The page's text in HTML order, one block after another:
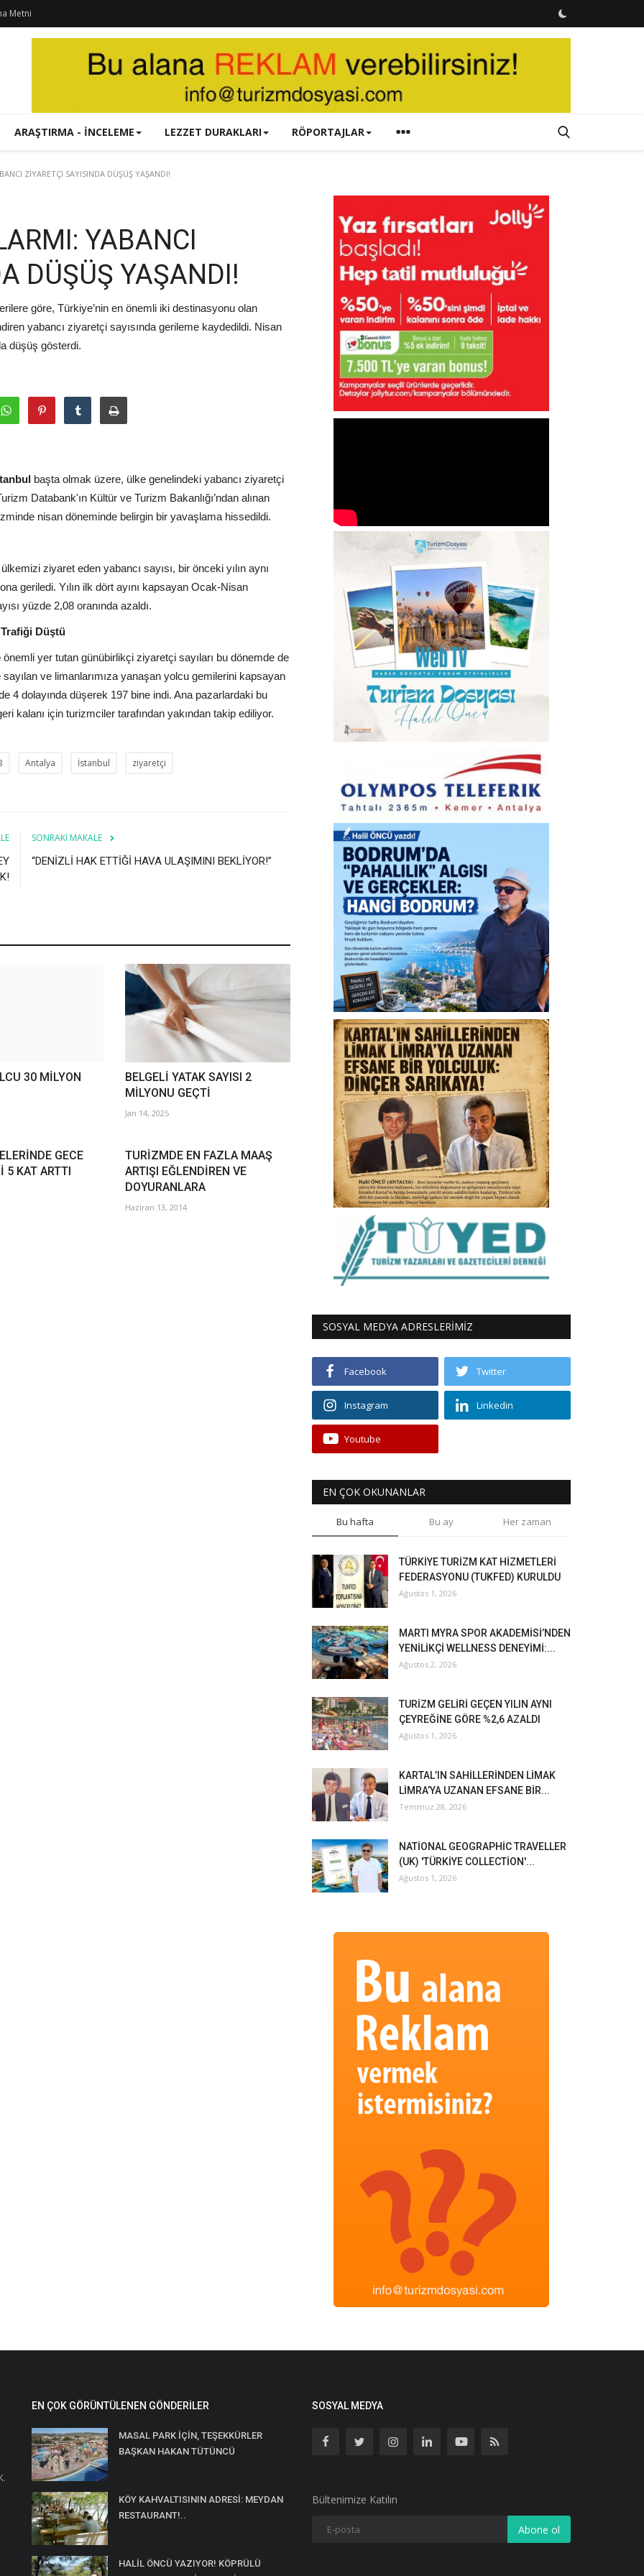
Metni
ARAŞTIRMA - İNCELEME LEZZET DURAKLARI RÖPORTAJLAR
ZİYARETÇİ SAYISINDA DÜŞÜŞ YAŞANDI!
YABANCI
DÜŞÜŞ YAŞANDI!
göre, Türkiye’nin en önemli iki destinasyonu olan
yabancı ziyaretçi sayısında gerileme kaydedildi. Nisan
düşüş gösterdi.
başta olmak üzere, ülke genelindeki yabancı ziyaretçi
Databank'ın Kültür ve Turizm Bakanlığı’ndan alınan
nisan döneminde belirgin bir yavaşlama hissedildi.
ziyaret eden yabancı sayısı, bir önceki yılın aynı
geriledi. Yılın ilk dört ayını kapsayan Ocak-Nisan
yüzde 2,08 oranında azaldı.
Düştü
önemli yer tutan günübirlikçi ziyaretçi sayıları bu dönemde de
ve limanlarımıza yanaşan yolcu gemilerini kapsayan
4 dolayında düşerek 197 bine indi. Ana pazarlardaki bu
kalanı için turizmciler tarafından yakından takip ediliyor.
Antalya İstanbul ziyaretçi
SONRAKI MAKALE
“DENİZLİ HAK ETTİĞİ HAVA ULAŞIMINI BEKLİYOR!”
30 MİLYON
BELGELİ YATAK SAYISI 2
MİLYONU GEÇTİ
Jan 14, 2025
GECE
5 KAT ARTTI
TURİZMDE EN FAZLA MAAŞ
ARTIŞI EĞLENDİREN VE
DOYURANLARA
Haziran 13, 2014
SOSYAL MEDYA ADRESLERİMİZ
Facebook Twitter
Instagram Linkedin
Youtube
EN ÇOK OKUNANLAR
Bu hafta Bu ay Her zaman
TÜRKİYE TURİZM KAT HİZMETLERİ
FEDERASYONU (TUKFED) KURULDU
Ağustos 1, 2026
MARTI MYRA SPOR AKADEMİSİ’NDEN
YENİLİKÇİ WELLNESS DENEYİMİ:...
Ağustos 2, 2026
TURİZM GELİRİ GEÇEN YILIN AYNI
ÇEYREĞİNE GÖRE %2,6 AZALDI
Ağustos 1, 2026
KARTAL’IN SAHİLLERİNDEN LİMAK
LİMRA’YA UZANAN EFSANE BİR...
Temmuz 28, 2026
NATİONAL GEOGRAPHİC TRAVELLER
(UK) 'TÜRKİYE COLLECTİON'...
Ağustos 1, 2026
EN ÇOK GÖRÜNTÜLENEN GÖNDERILER
MASAL PARK İÇİN, TEŞEKKÜRLER
BAŞKAN HAKAN TÜTÜNCÜ
KÖY KAHVALTISININ ADRESİ: MEYDAN
RESTAURANT!..
HALİL ÖNCÜ YAZIYOR! KÖPRÜLÜ
SOSYAL MEDYA
Bültenimize Katılın
Abone ol